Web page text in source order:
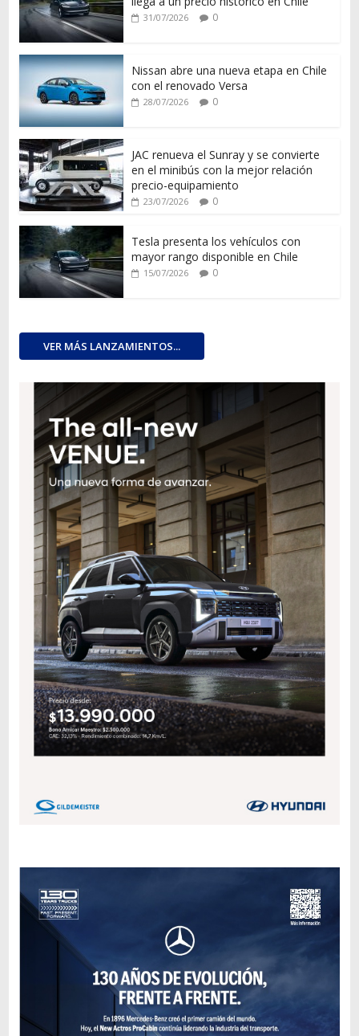
31/07/2026 0
Nissan abre una nueva etapa en Chile
con el renovado Versa
28/07/2026 0
JAC renueva el Sunray y se convierte
en el minibús con la mejor relación
precio-equipamiento
23/07/2026 0
Tesla presenta los vehículos con
mayor rango disponible en Chile
15/07/2026 0
VER MÁS LANZAMIENTOS...